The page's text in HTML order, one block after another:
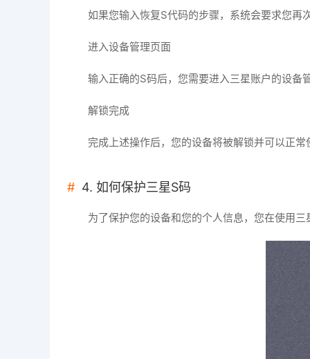
如果您输入恢复S代码的步骤，系统会要求您再
进入设备管理页面
输入正确的S码后，您需要进入三星账户的设备
解锁完成
完成上述操作后，您的设备将被解锁并可以正
4. 如何保护三星S码
为了保护您的设备和您的个人信息，您在使用三